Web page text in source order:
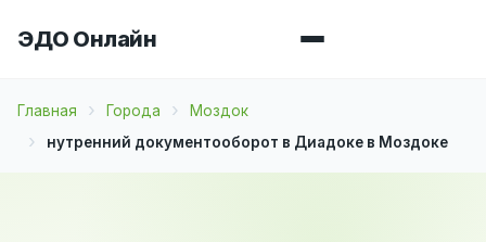
ЭДО Онлайн
Главная Города
Моздок
нутренний документооборот в Диадоке в Моздоке